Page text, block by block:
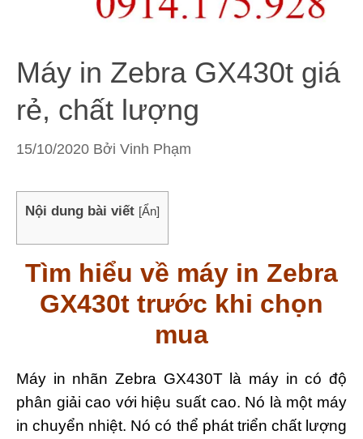
Máy in Zebra GX430t giá
rẻ, chất lượng
15/10/2020 Bởi Vinh Phạm
Nội dung bài viết [Ẩn]
Tìm hiểu về máy in Zebra
GX430t trước khi chọn
mua
Máy in nhãn Zebra GX430T là máy in có độ
phân giải cao với hiệu suất cao. Nó là một máy
in chuyển nhiệt. Nó có thể phát triển chất lượng